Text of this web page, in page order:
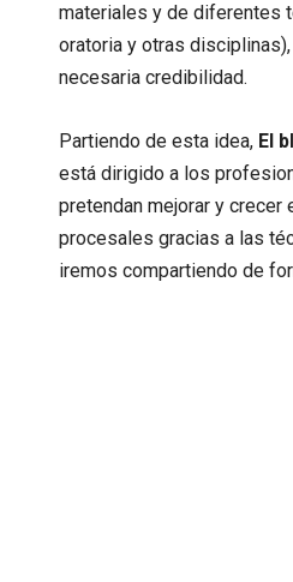
materiales y de diferentes
oratoria y otras
necesaria credibilidad.
Partiendo de esta idea, El
está dirigido a los
pretendan mejorar y crecer
procesales gracias a las
iremos compartiendo de